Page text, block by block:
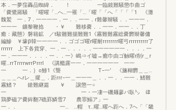
本．一夢窪轟品蜘緯． ！ 一臨鏡難騒懲巾曲ゴ
「嚢鷺羅騒 「曜曜「…へ…一罹「…「曜「「へ「「「「1 《灘
魏鷲 一．7．一一一一．一．．一一．r難馨辮騒．．一一一．
一一一 鑛黎鞭捻 ・￥ 難移嚢．．一一．一一．．丁
癒：藏態》磐籍鉱 ／t駿雛難揚難難1《霧難難霧総嚢欝辮馨傭
編鰺 ￥壕β韓一一一一．．ゴゴゴ曜r曜耐rrrrrrrr曜弓rrrrrrrrrr了
rrrrrr 上下各貨穿、一．一．．．．．一一一一一一．．．．一
一．一一一．．．．一．．一》嶋⇒イ嘘→癒巾由ゴ触曜r削r＿r
曜…rrTrrrrwrrPrrrI 《講艦露一一．一一一一一一 一一
一 一．｝o鯵1《聾 T−一’ 《旛糊欝＿＿…
＿＿＿へrレ＿擢＿．距rrr−一＿一一一＿．．一．．一一．鰭難
霧鰭？ 鎗難継篇 ￥ 譲懲一÷
一 一・一凄一磯麺蓼バ臥㌧ ほ
鶏夢磁ア嚢鉾翻7礁罫鱗雪7 農罪鰯ア」一
一．． 一… …帽 τ…曜…曜へ距へ．7へ「「畿